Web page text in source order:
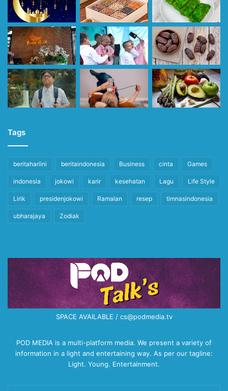
Tags
beritahariini beritaindonesia Business cinta Games
indonesia jokowi karir kesehatan Lagu Life Style
Lirik presidenjokowi Ramalan resep timnasindonesia
ubharajaya Zodiak
SPACE AVAILABLE / cs@podmedia.tv
POD MEDIA is a multi-platform media. We present a variety of
information in a light and entertaining way. As per our tagline:
Light. Young. Entertainment.